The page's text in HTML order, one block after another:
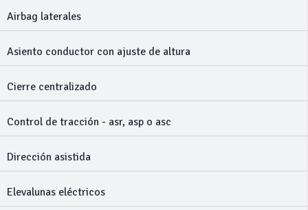
Airbag laterales
Asiento conductor con ajuste de altura
Cierre centralizado
Control de tracción - asr, asp o asc
Dirección asistida
Elevalunas eléctricos